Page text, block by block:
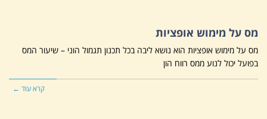
מס על מימוש אופציות
מס על מימוש אופציות הוא נושא ליבה בכל תכנון תגמול הוני – שיעור המס
בפועל יכול לנוע ממס רווח הון
קרא עוד ←